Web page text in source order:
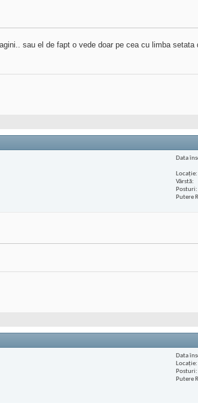
sau el de fapt o vede doar pe cea cu limba setata
Data
Locaţie
Vârstă
Posturi
Putere
Data
Locaţie
Posturi
Putere